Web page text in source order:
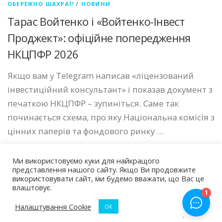
ОБЕРЕЖНО ШАХРАЇ! / НОВИНИ
Тарас Войтенко і «Войтенко-Інвест
Проджект»: офіційне попередження
НКЦПФР 2026
Якщо вам у Telegram написав «ліцензований
інвестиційний консультант» і показав документ з
печаткою НКЦПФР – зупиніться. Саме так
починається схема, про яку Національна комісія з
цінних паперів та фондового ринку …
Авторские права © 2026 Чарджбек Україна
OnePress
от FameThemes
Ми використовуємо куки для найкращого
представлення нашого сайту. Якщо Ви продовжите
використовувати сайт, ми будемо вважати, що Вас це
влаштовує.
Налаштування Cookie
ОК